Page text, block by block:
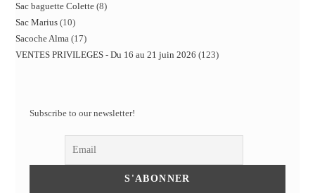
Sac baguette Colette 8
Sac Marius 10
Sacoche Alma 17
VENTES PRIVILEGES - Du 16 au 21 juin 2026 123
Subscribe to our newsletter!